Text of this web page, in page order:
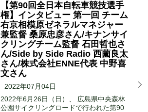
【第90回全日本自転車競技選手
権】インタビュー 第一回 チーム
右京相模原ゼネラルマネジャー
兼監督 桑原忠彦さん/キナンサイ
クリングチーム監督 石田哲也さ
ん/Side by Side Radio 西薗良太
さん/株式会社ENNE代表 中野喜
文さん
2022年07月04日
2022年6月26日（日）、 広島県中央森林
公園サイクリングロードで行われた第90